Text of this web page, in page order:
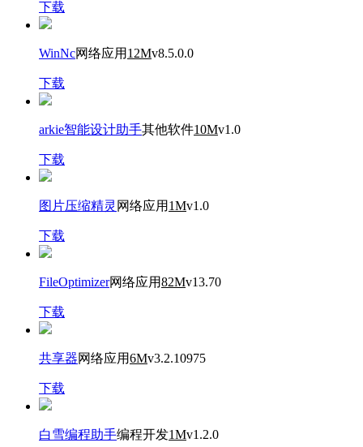
下载
WinNc网络应用 12Mv8.5.0.0
下载
arkie智能设计助手其他软件10Mv1.0
下载
图片压缩精灵 网络应用 1Mv1.0
下载
FileOptimizer网络应用82Mv13.70
下载
共享器网络应用6Mv3.2.10975
下载
白雪编程助手编程开发1Mv1.2.0